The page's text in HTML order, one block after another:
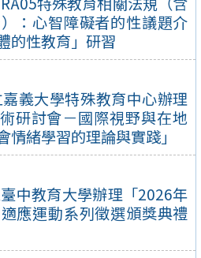
：心智障礙者的性議題介
的性教育」研習
義大學特殊教育中心辦理
術研討會－國際視野與在地
緒學習的理論與實踐」
中教育大學辦理「2026年
應運動系列徵選頒獎典禮